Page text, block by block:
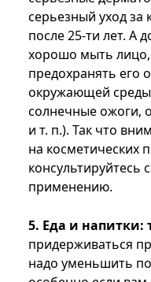
серьезный уход за
после 25-ти лет. А
хорошо мыть лицо,
предохранять его
окружающей среды
солнечные ожоги,
и т. п.). Так что
на косметических
консультируйтесь
применению.
5. Еда и напитки:
придерживаться
надо уменьшить